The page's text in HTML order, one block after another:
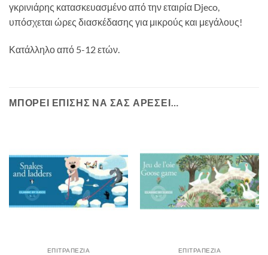
γκρινιάρης κατασκευασμένο από την εταιρία Djeco,
υπόσχεται ώρες διασκέδασης για μικρούς και μεγάλους!
Κατάλληλο από 5-12 ετών.
ΜΠΟΡΕΊ ΕΠΊΣΗΣ ΝΑ ΣΑΣ ΑΡΈΣΕΙ…
ΕΠΙΤΡΑΠΈΖΙΑ ΕΠΙΤΡΑΠΈΖΙΑ